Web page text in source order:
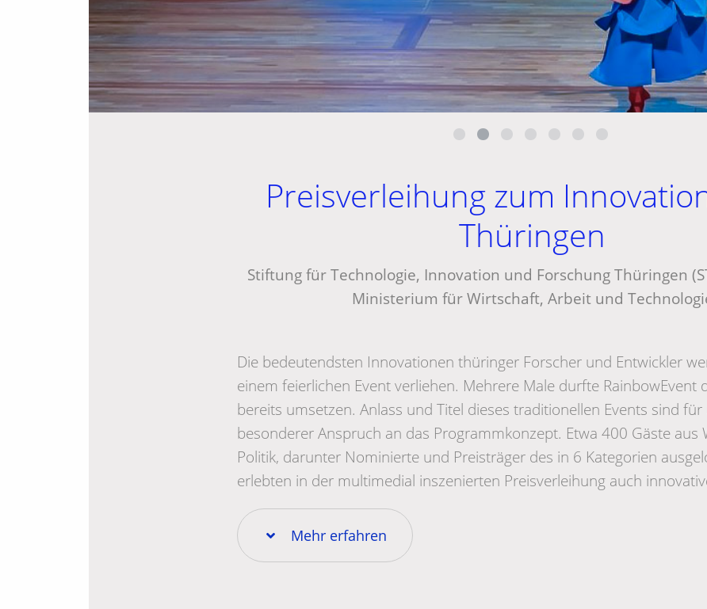
Preisverleihung zum
Thüringen
Stiftung für Technologie, Innovation und Forschung Thüringen
Ministerium für Wirtschaft, Arbeit und
Die bedeutendsten Innovationen thüringer Forscher und Entwickler
einem feierlichen Event verliehen. Mehrere Male durfte RainbowEvent
bereits umsetzen. Anlass und Titel dieses traditionellen Events sind für
besonderer Anspruch an das Programmkonzept. Etwa 400 Gäste aus
Politik, darunter Nominierte und Preisträger des in 6 Kategorien
erlebten in der multimedial inszenierten Preisverleihung auch
Mehr erfahren